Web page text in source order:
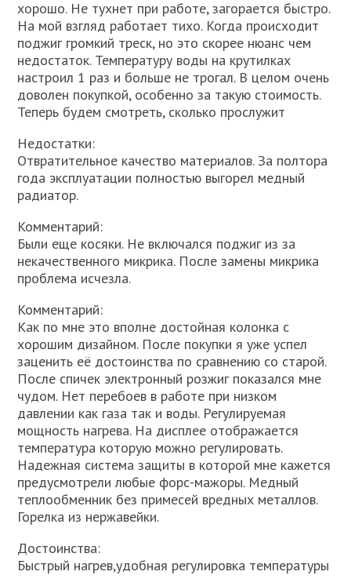
хорошо. Не тухнет при работе, загорается быстро.
На мой взгляд работает тихо. Когда происходит
поджиг громкий треск, но это скорее нюанс чем
недостаток. Температуру воды на крутилках
настроил 1 раз и больше не трогал. В целом очень
доволен покупкой, особенно за такую стоимость.
Теперь будем смотреть, сколько прослужит
Недостатки:
Отвратительное качество материалов. За полтора
года эксплуатации полностью выгорел медный
радиатор.
Комментарий:
Были еще косяки. Не включался поджиг из за
некачественного микрика. После замены микрика
проблема исчезла.
Комментарий:
Как по мне это вполне достойная колонка с
хорошим дизайном. После покупки я уже успел
заценить её достоинства по сравнению со старой.
После спичек электронный розжиг показался мне
чудом. Нет перебоев в работе при низком
давлении как газа так и воды. Регулируемая
мощность нагрева. На дисплее отображается
температура которую можно регулировать.
Надежная система защиты в которой мне кажется
предусмотрели любые форс-мажоры. Медный
теплообменник без примесей вредных металлов.
Горелка из нержавейки.
Достоинства:
Быстрый нагрев,удобная регулировка температуры